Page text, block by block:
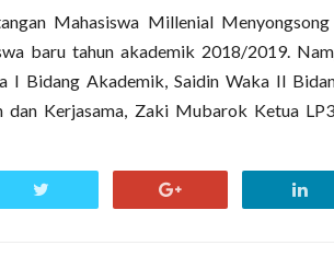
Mahasiswa Millenial
baru tahun akademik 2018/2019.
I Bidang Akademik, Saidin Waka II
dan Kerjasama, Zaki Mubarok Ketua